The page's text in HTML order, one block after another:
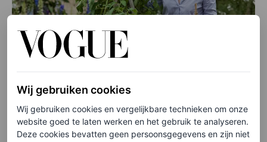
Zomers wit in Michael Kors
Wij gebruiken cookies
Wij gebruiken cookies en vergelijkbare technieken om onze
website goed te laten werken en het gebruik te analyseren.
Deze cookies bevatten geen persoonsgegevens en zijn niet